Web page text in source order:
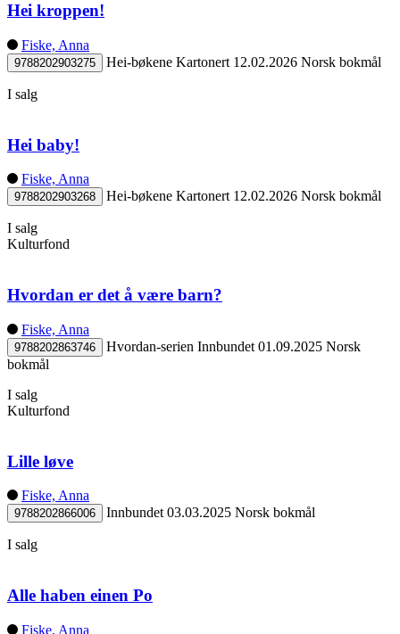
Hei kroppen!
Fiske, Anna
9788202903275 Hei-bøkene Kartonert 12.02.2026 Norsk bokmål
I salg
Hei baby!
Fiske, Anna
9788202903268 Hei-bøkene Kartonert 12.02.2026 Norsk bokmål
I salg
Kulturfond
Hvordan er det å være barn?
Fiske, Anna
9788202863746 Hvordan-serien Innbundet 01.09.2025 Norsk
bokmål
I salg
Kulturfond
Lille løve
Fiske, Anna
9788202866006 Innbundet 03.03.2025 Norsk bokmål
I salg
Alle haben einen Po
Fiske, Anna